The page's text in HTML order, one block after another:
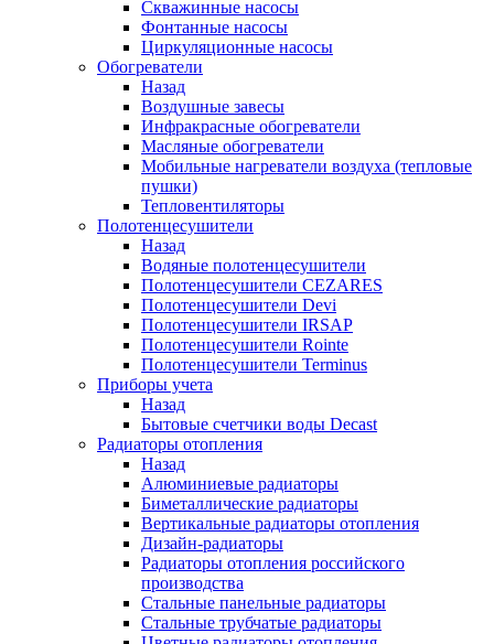
Скважинные насосы
Фонтанные насосы
Циркуляционные насосы
Обогреватели
Назад
Воздушные завесы
Инфракрасные обогреватели
Масляные обогреватели
Мобильные нагреватели воздуха (тепловые
пушки)
Тепловентиляторы
Полотенцесушители
Назад
Водяные полотенцесушители
Полотенцесушители CEZARES
Полотенцесушители Devi
Полотенцесушители IRSAP
Полотенцесушители Rointe
Полотенцесушители Terminus
Приборы учета
Назад
Бытовые счетчики воды Decast
Радиаторы отопления
Назад
Алюминиевые радиаторы
Биметаллические радиаторы
Вертикальные радиаторы отопления
Дизайн-радиаторы
Радиаторы отопления российского
производства
Стальные панельные радиаторы
Стальные трубчатые радиаторы